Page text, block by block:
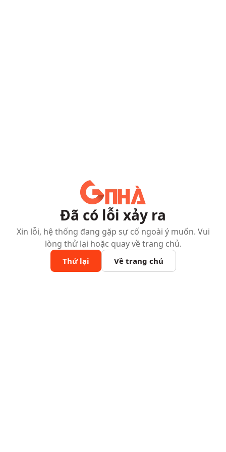
Đã có lỗi xảy ra
Xin lỗi, hệ thống đang gặp sự cố ngoài ý muốn. Vui
lòng thử lại hoặc quay về trang chủ.
Thử lại Về trang chủ